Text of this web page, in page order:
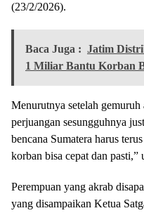
(23/2/2026).
Baca Juga : Jatim
1 Miliar Bantu Korban
Menurutnya setelah
perjuangan sesungguhnya
bencana Sumatera harus
korban bisa cepat dan pasti,”
Perempuan yang akrab
yang disampaikan Ketua